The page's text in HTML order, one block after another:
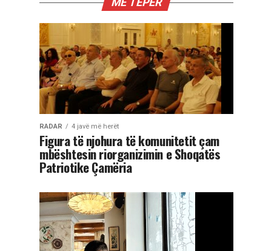
MË TEPËR
RADAR 4 javë më herët
Figura të njohura të komunitetit çam
mbështesin riorganizimin e Shoqatës
Patriotike Çamëria